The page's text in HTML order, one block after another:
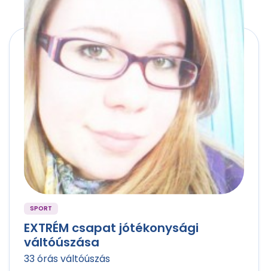
SPORT
EXTRÉM csapat jótékonysági
váltóúszása
33 órás váltóúszás